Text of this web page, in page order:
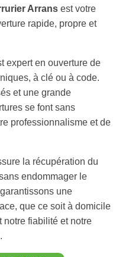
Arrans est votre
rapide, propre et
expert en ouverture de
à clé ou à code.
et une grande
se font sans
professionnalisme et de
la récupération du
endommager le
une
que ce soit à domicile
notre fiabilité et notre